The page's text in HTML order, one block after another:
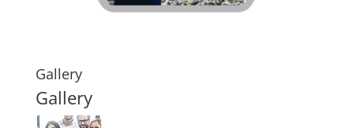
Gallery
Gallery